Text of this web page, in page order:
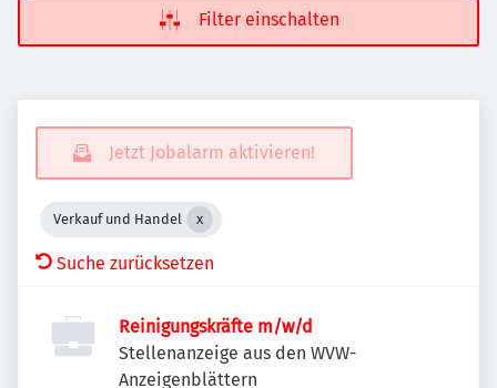
Filter einschalten
Jetzt Jobalarm aktivieren!
Verkauf und Handel
Suche zurücksetzen
Reinigungskräfte m/w/d
Stellenanzeige aus den WVW-
Anzeigenblättern